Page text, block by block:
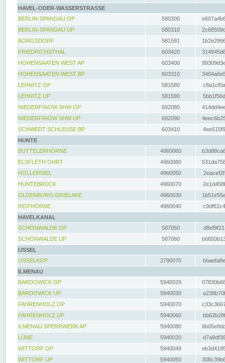
HAVEL-ODER-WASSERSTRASSE
BERLIN-SPANDAU OP
580300
BERLIN-SPANDAU UP
580310
BORGSDORF
581591
FRIEDRICHSTHAL
603420
HOHENSAATEN WEST AP
603400
HOHENSAATEN WEST BP
603310
LEHNITZ OP
581580
LEHNITZ UP
581590
NIEDERFINOW SHW OP
692080
NIEDERFINOW SHW UP
692090
SCHWEDT SCHLEUSE BP
603410
HUNTE
BUTTELERHÖRNE
4960060
ELSFLETH OHRT
4960080
HOLLERSIEL
4960050
HUNTEBRÜCK
4960070
OLDENBURG-DRIELAKE
4960030
REITHÖRNE
4960040
HAVELKANAL
SCHÖNWALDE OP
587050
SCHÖNWALDE UP
587060
IJSSEL
IJSSELKOP
2790070
ILMENAU
BARDOWICK OP
5940029
BARDOWICK UP
5940030
FAHRENHOLZ OP
5940070
FAHRENHOLZ UP
5940060
ILMENAU SPERRWERK AP
5940080
LÜNE
5940020
WITTORF OP
5940049
WITTORF UP
5940050